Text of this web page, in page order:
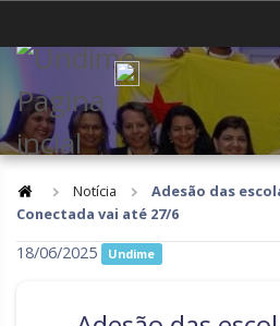
IR
PARA
Bahia
Goiás
Minas Gerais
Notícia
Adesão das
Conectada vai até 27/6
18/06/2025 Undime